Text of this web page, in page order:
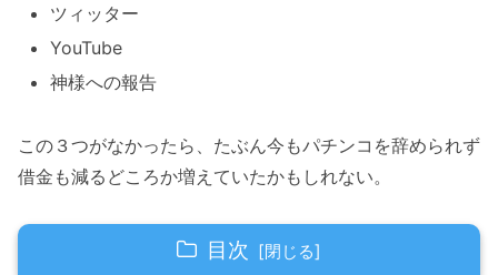
ツィッター
YouTube
神様への報告
この３つがなかったら、たぶん今もパチンコを辞められず
借金も減るどころか増えていたかもしれない。
目次